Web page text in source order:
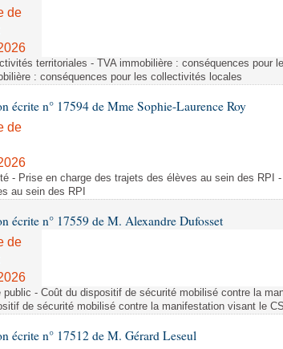
de
territoriales - TVA immobilière : conséquences pour
: conséquences pour les collectivités locales
écrite n° 17594 de Mme Sophie-Laurence Roy
de
- Prise en charge des trajets des élèves au sein des RPI
au sein des RPI
écrite n° 17559 de M. Alexandre Dufosset
de
public - Coût du dispositif de sécurité mobilisé contre la
de sécurité mobilisé contre la manifestation visant le
écrite n° 17512 de M. Gérard Leseul